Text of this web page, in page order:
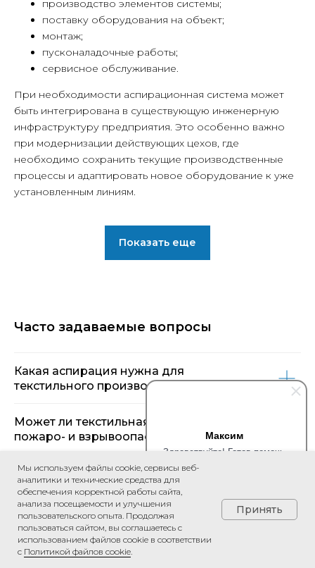
Максим
Здравствуйте! Готов помочь
вам. Напишите мне, если у
вас появятся вопросы.
производство элементов системы;
поставку оборудования на объект;
монтаж;
пусконаладочные работы;
сервисное обслуживание.
При необходимости аспирационная система может
быть интегрирована в существующую инженерную
инфраструктуру предприятия. Это особенно важно
при модернизации действующих цехов, где
необходимо сохранить текущие производственные
процессы и адаптировать новое оборудование к уже
установленным линиям.
Показать еще
Часто задаваемые вопросы
Какая аспирация нужна для
текстильного производства?
Может ли текстильная пыль быть
пожаро- и взрывоопасной?
Чем текстильная пыль отличается от
другой промышленной пыли?
Какие меры защиты применяются в
аспирации для текстильного
производства?
Мы используем файлы cookie, сервисы веб-
аналитики и технические средства для
обеспечения корректной работы сайта,
анализа посещаемости и улучшения
пользовательского опыта. Продолжая
пользоваться сайтом, вы соглашаетесь с
использованием файлов cookie в соответствии
с Политикой файлов cookie.
Принять